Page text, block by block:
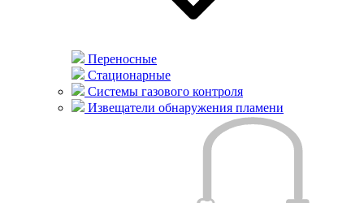
Переносные
Стационарные
Системы газового контроля
Извещатели обнаружения пламени